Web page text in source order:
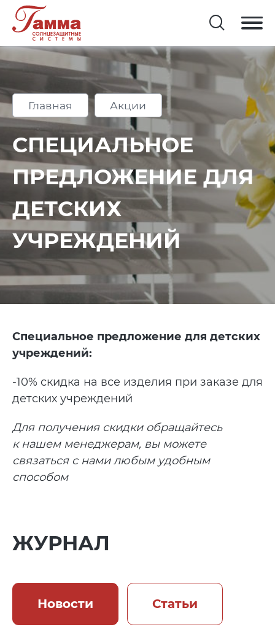
Главная Акции
СПЕЦИАЛЬНОЕ
ПРЕДЛОЖЕНИЕ ДЛЯ
ДЕТСКИХ
УЧРЕЖДЕНИЙ
Специальное предложение для детских
учреждений:
-10% скидка на все изделия при заказе для
детских учреждений
Для получения скидки обращайтесь
к нашем менеджерам, вы можете
связаться с нами любым удобным
способом
ЖУРНАЛ
Новости Статьи